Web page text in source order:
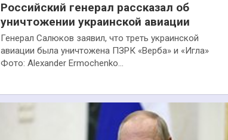
Российский генерал рассказал об
уничтожении украинской авиации
Генерал Салюков заявил, что треть украинской
авиации была уничтожена ПЗРК «Верба» и «Игла»
Фото: Alexander Ermochenko…